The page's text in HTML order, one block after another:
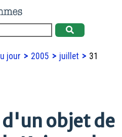
jour 2005 juillet
31
objet de